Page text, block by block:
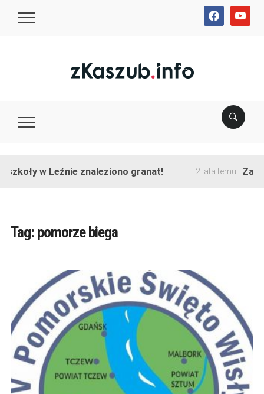
facebookyoutube
w Leźnie znaleziono granat! 2 lata temu
Tag: pomorze biega